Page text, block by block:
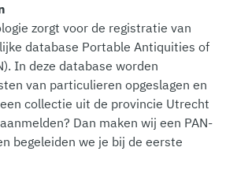
zorgt voor de registratie van
database Portable Antiquities of
In deze database worden
van particulieren opgeslagen en
collectie uit de provincie Utrecht
Dan maken wij een PAN-
begeleiden we je bij de eerste